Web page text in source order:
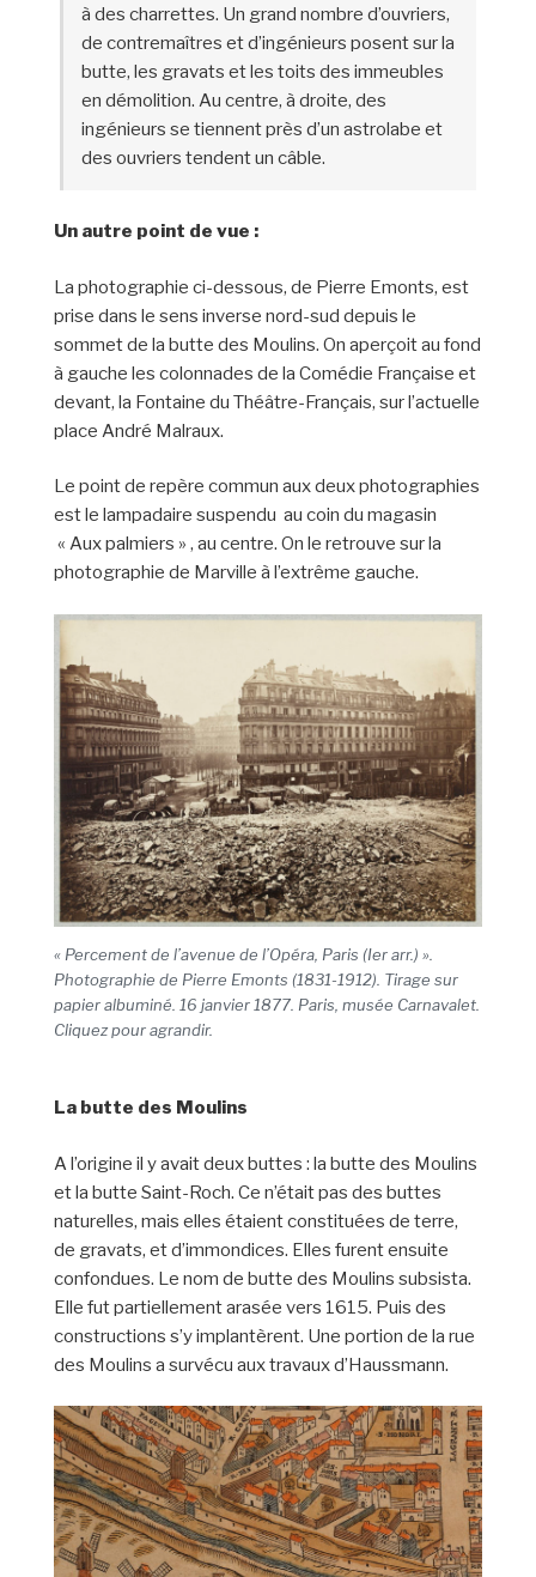
à des charrettes. Un grand nombre d’ouvriers,
de contremaîtres et d’ingénieurs posent sur la
butte, les gravats et les toits des immeubles
en démolition. Au centre, à droite, des
ingénieurs se tiennent près d’un astrolabe et
des ouvriers tendent un câble.
Un autre point de vue :
La photographie ci-dessous, de Pierre Emonts, est
prise dans le sens inverse nord-sud depuis le
sommet de la butte des Moulins. On aperçoit au fond
à gauche les colonnades de la Comédie Française et
devant, la Fontaine du Théâtre-Français, sur l’actuelle
place André Malraux.
Le point de repère commun aux deux photographies
est le lampadaire suspendu au coin du magasin
« Aux palmiers » , au centre. On le retrouve sur la
photographie de Marville à l’extrême gauche.
« Percement de l’avenue de l’Opéra, Paris (Ier arr.) ».
Photographie de Pierre Emonts (1831-1912). Tirage sur
papier albuminé. 16 janvier 1877. Paris, musée Carnavalet.
Cliquez pour agrandir.
La butte des Moulins
A l’origine il y avait deux buttes : la butte des Moulins
et la butte Saint-Roch. Ce n’était pas des buttes
naturelles, mais elles étaient constituées de terre,
de gravats, et d’immondices. Elles furent ensuite
confondues. Le nom de butte des Moulins subsista.
Elle fut partiellement arasée vers 1615. Puis des
constructions s’y implantèrent. Une portion de la rue
des Moulins a survécu aux travaux d’Haussmann.